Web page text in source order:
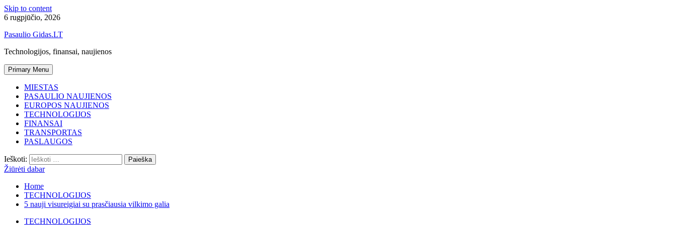
Skip to content
6 rugpjūčio, 2026
Pasaulio Gidas.LT
Technologijos, finansai, naujienos
Primary Menu
MIESTAS
PASAULIO NAUJIENOS
EUROPOS NAUJIENOS
TECHNOLOGIJOS
FINANSAI
TRANSPORTAS
PASLAUGOS
Ieškoti:
Žiūrėti dabar
Home
TECHNOLOGIJOS
5 nauji visureigiai su prasčiausia vilkimo galia
TECHNOLOGIJOS